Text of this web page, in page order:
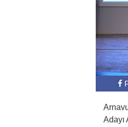
Adayı